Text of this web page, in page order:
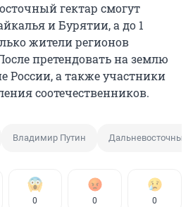
гектар смогут
и Бурятии, а до 1
жители регионов
претендовать на землю
России, а также участники
соотечественников.
Владимир Путин Дальневосточный
0 0 0